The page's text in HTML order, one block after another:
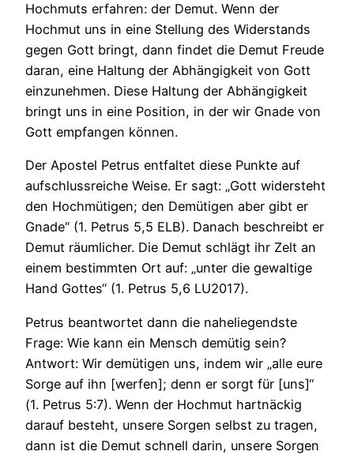
Hochmuts erfahren: der Demut. Wenn der
Hochmut uns in eine Stellung des Widerstands
gegen Gott bringt, dann findet die Demut Freude
daran, eine Haltung der Abhängigkeit von Gott
einzunehmen. Diese Haltung der Abhängigkeit
bringt uns in eine Position, in der wir Gnade von
Gott empfangen können.
Der Apostel Petrus entfaltet diese Punkte auf
aufschlussreiche Weise. Er sagt: „Gott widersteht
den Hochmütigen; den Demütigen aber gibt er
Gnade“ (1. Petrus 5,5 ELB). Danach beschreibt er
Demut räumlicher. Die Demut schlägt ihr Zelt an
einem bestimmten Ort auf: „unter die gewaltige
Hand Gottes“ (1. Petrus 5,6 LU2017).
Petrus beantwortet dann die naheliegendste
Frage: Wie kann ein Mensch demütig sein?
Antwort: Wir demütigen uns, indem wir „alle eure
Sorge auf ihn [werfen]; denn er sorgt für [uns]“
(1. Petrus 5:7). Wenn der Hochmut hartnäckig
darauf besteht, unsere Sorgen selbst zu tragen,
dann ist die Demut schnell darin, unsere Sorgen